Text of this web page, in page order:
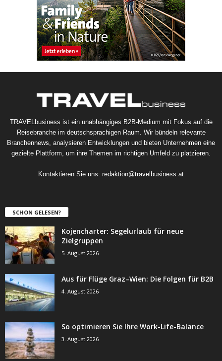
TRAVELbusiness ist ein unabhängiges B2B-Medium mit Fokus auf die
Reisebranche im deutschsprachigen Raum. Wir bündeln relevante
Branchennews, analysieren Entwicklungen und bieten Unternehmen eine
gezielte Plattform, um ihre Themen im richtigen Umfeld zu platzieren.
Kontaktieren Sie uns: redaktion@travelbusiness.at
SCHON GELESEN?
Kojencharter: Segelurlaub für neue
Zielgruppen
5. August 2026
Aus für Flüge Graz–Wien: Die Folgen für B2B
4. August 2026
So optimieren Sie Ihre Work-Life-Balance
3. August 2026